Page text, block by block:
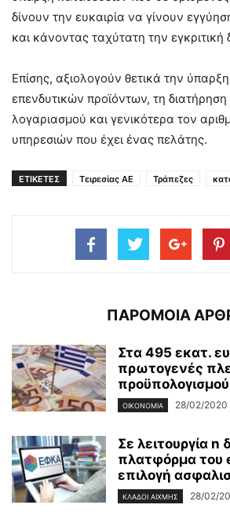
δίνουν την ευκαιρία να γίνουν
και κάνοντας ταχύτατη την εγκριτική
Επίσης, αξιολογούν θετικά την
επενδυτικών προϊόντων, τη διατήρηση
λογαριασμού και γενικότερα τον
υπηρεσιών που έχει ένας πελάτης.
ΕΤΙΚΕΤΕΣ Τειρεσίας ΑΕ Τράπεζες
ΠΑΡΟΜΟΙΑ
Στα 495 εκατ.
πρωτογενές
ΟΙΚΟΝΟΜΊΑ 28/02/2020
Σε λειτουργία n
πλατφόρμα του
επιλογή
ΚΛΆΔΟΙ ΑΙΧΜΉΣ 28/02/